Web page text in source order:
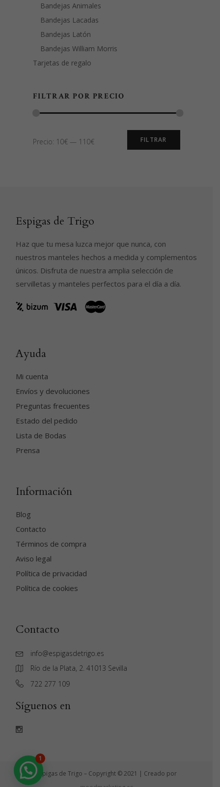
Bandejas Animales
Bandejas Lacadas
Bandejas Latón
Bandejas William Morris
Tarjetas de regalo
FILTRAR POR PRECIO
FILTRAR
Precio: 10€— 110€
Espigas de Trigo
Haz que tu mesa luzca mejor que nunca, con
nuestros manteles hechos a medida y complementos
únicos. Disfruta de nuestra amplia selección de
servilletas y manteles perfectos para el día a día.
Ayuda
Mi cuenta
Envíos y devoluciones
Preguntas frecuentes
Estado del pedido
Lista de Bodas
Prensa
Información
Blog
Contacto
Términos de compra
Aviso legal
Política de privacidad
Política de cookies
Contacto
info@espigasdetrigo.es
Río de la Plata, 2. 41013 Sevilla
‭722 277 109‬
Síguenos en
Espigas de Trigo – Copyright © 2021 | Creado por
1